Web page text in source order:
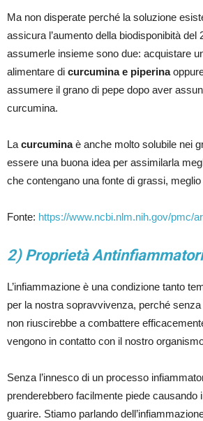
Ma non disperate perché la soluzione
assicura l’aumento della biodisponibità del
assumerle insieme sono due: acquistare
alimentare di curcumina e piperina
assumere il grano di pepe dopo aver
curcumina.
Lacurcuminaè anche molto solubile nei
essere una buona idea per assimilarla
che contengano una fonte di grassi,
Fonte: https://www.ncbi.nlm.nih.gov/pmc/
2) Proprietà
L’infiammazione è una condizione tanto
per la nostra sopravvivenza, perché
non riuscirebbe a combattere
vengono in contatto con il nostro
Senza l’innesco di un processo
prenderebbero facilmente piede causando
guarire. Stiamo parlando